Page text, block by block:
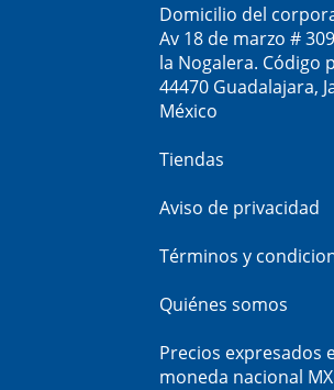
Domicilio del
Av 18 de marzo #
la Nogalera. Código
44470 Guadalajara,
México
Tiendas
Aviso de privacidad
Términos y
Quiénes somos
Precios expresados
moneda nacional